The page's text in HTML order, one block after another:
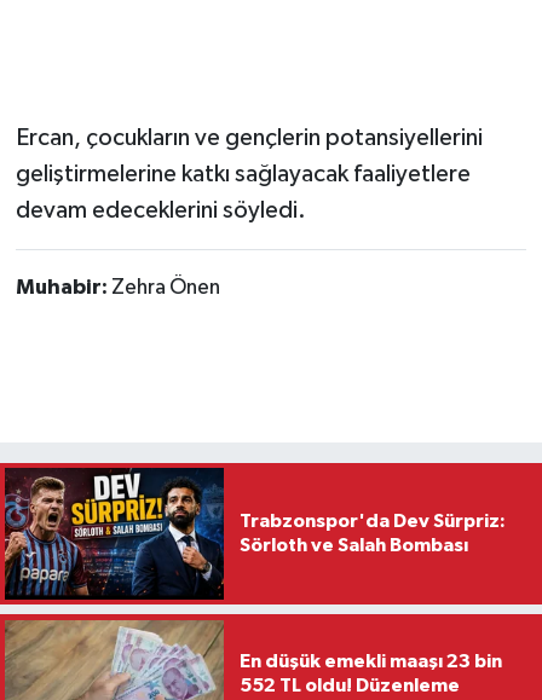
Ercan, çocukların ve gençlerin potansiyellerini
geliştirmelerine katkı sağlayacak faaliyetlere
devam edeceklerini söyledi.
Muhabir: Zehra Önen
Trabzonspor'da Dev Sürpriz:
Sörloth ve Salah Bombası
En düşük emekli maaşı 23 bin
552 TL oldu! Düzenleme